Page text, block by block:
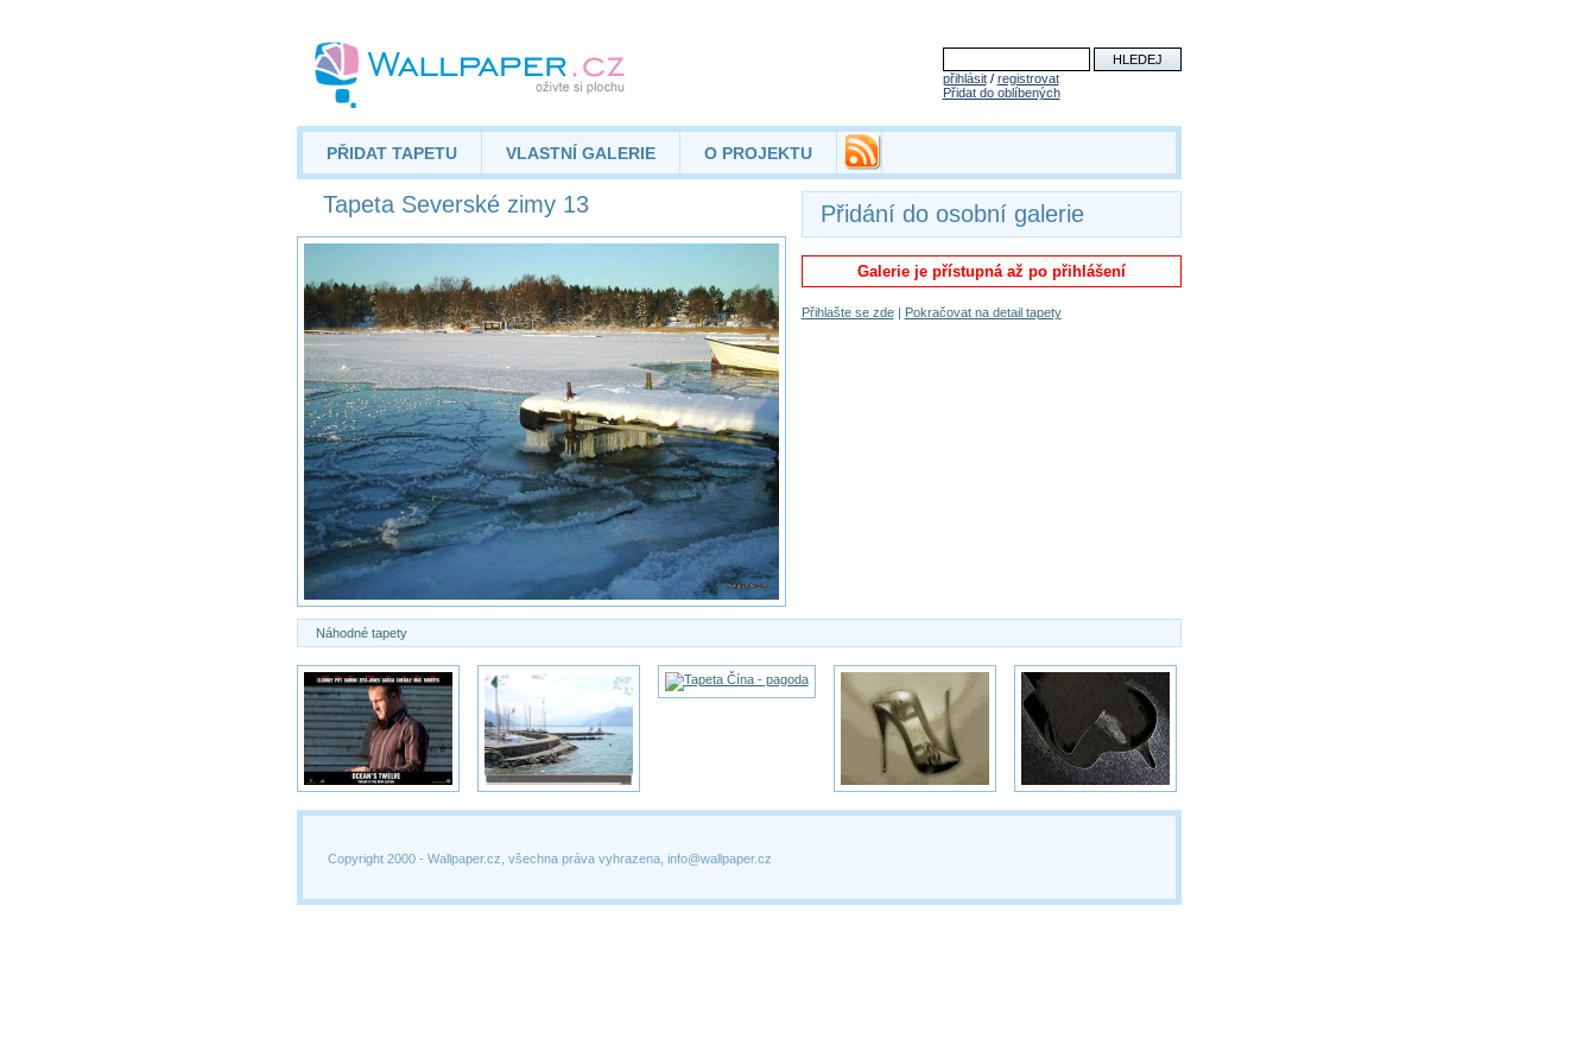
přihlásit/ registrovat
Přidat do oblíbených
PŘIDAT TAPETU VLASTNÍ GALERIE O PROJEKTU
Tapeta Severské zimy 13 Přidání do osobní galerie
Galerie je přístupná až po přihlášení
Přihlašte se zde| Pokračovat na detail tapety
Náhodné tapety
Copyright 2000 - Wallpaper.cz, všechna práva vyhrazena, info@wallpaper.cz